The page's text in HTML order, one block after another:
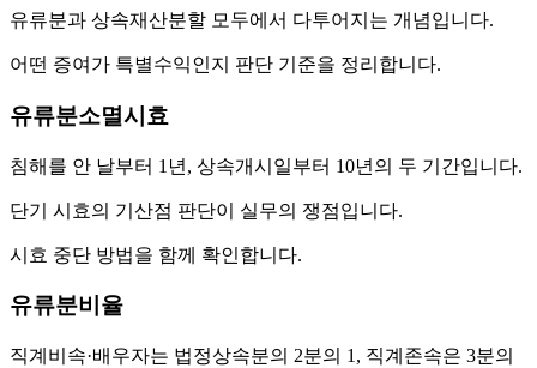
유류분과 상속재산분할 모두에서 다투어지는 개념입니다.
어떤 증여가 특별수익인지 판단 기준을 정리합니다.
유류분소멸시효
침해를 안 날부터 1년, 상속개시일부터 10년의 두 기간입니다.
단기 시효의 기산점 판단이 실무의 쟁점입니다.
시효 중단 방법을 함께 확인합니다.
유류분비율
직계비속·배우자는 법정상속분의 2분의 1, 직계존속은 3분의